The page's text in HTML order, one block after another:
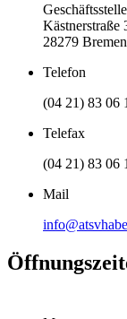
Kästnerstraße
28279 Bremen
Telefon
(04 21) 83 06
Telefax
(04 21) 83 06
Mail